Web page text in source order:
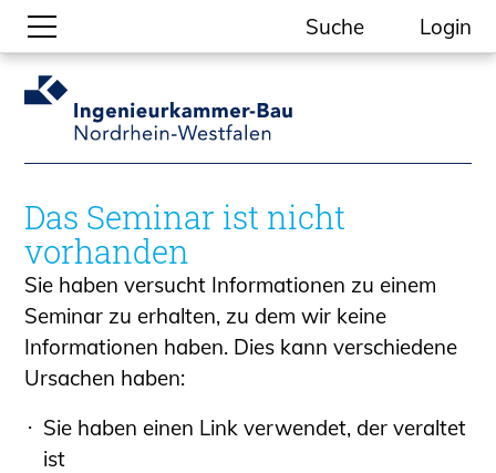
Suche
Gesellschaftliche Themen
Aktuelle Meldungen
Kein Ding ohne ING.
Ingenieurkammer-Bau NRW
Willkommen bei der Kammer
Aufgaben
Gremien
Geschäftsstelle
Mitgliedschaft
Veranstaltungsformate
Login
Das Seminar ist nicht
vorhanden
Sie haben versucht Informationen zu einem
Seminar zu erhalten, zu dem wir keine
Informationen haben. Dies kann verschiedene
Ursachen haben:
Sie haben einen Link verwendet, der veraltet
ist